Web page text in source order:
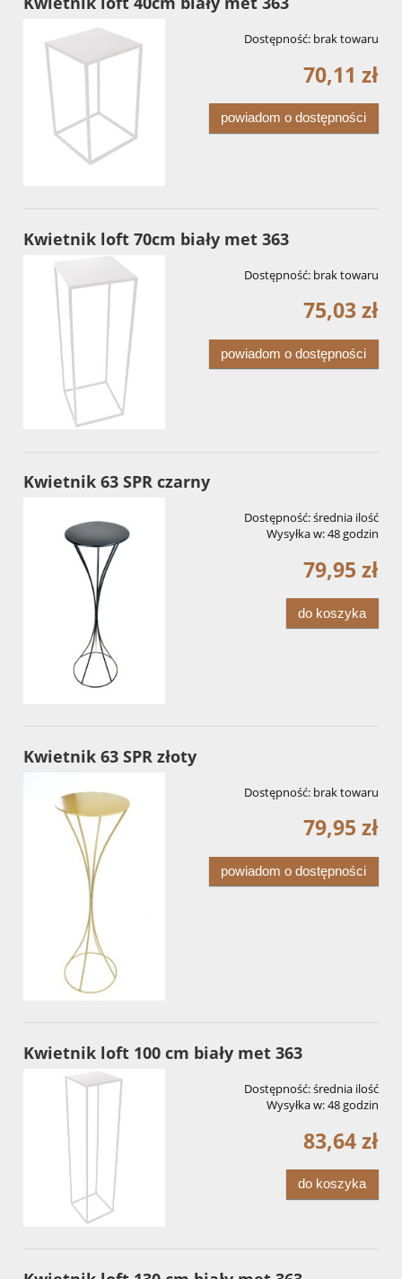
Dostępność: brak towaru
70,11 zł
powiadom o dostępności
Kwietnik loft 70cm biały met 363
Dostępność: brak towaru
75,03 zł
powiadom o dostępności
Kwietnik 63 SPR czarny
Dostępność:średnia ilość
Wysyłka w:48 godzin
79,95 zł
do koszyka
Kwietnik 63 SPR złoty
Dostępność: brak towaru
79,95 zł
powiadom o dostępności
Kwietnik loft 100 cm biały met 363
Dostępność:średnia ilość
Wysyłka w:48 godzin
83,64 zł
do koszyka